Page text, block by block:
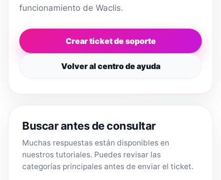
funcionamiento de Waclis.
Crear ticket de soporte
Volver al centro de ayuda
Buscar antes de consultar
Muchas respuestas están disponibles en
nuestros tutoriales. Puedes revisar las
categorías principales antes de enviar el ticket.